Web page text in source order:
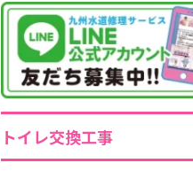
トイレ交換工事